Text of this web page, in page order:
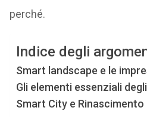
perché.
Indice degli
Smart landscape e le
Gli elementi essenziali
Smart City e Rinascimento